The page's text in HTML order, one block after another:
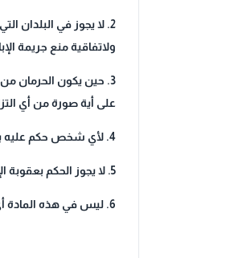
2. لا يجوز في البلدان
ولاتفاقية منع جريمة
3. حين يكون الحرمان
على أية صورة من أي
4. لأي شخص حكم عليه بالإعدام حق التماس العفو الخاص أو إبدال العقوبة. ويجوز منح العفو العام أو العفو الخاص أو إبدال عقوبة الإعدام في جميع الحالات.
5. لا يجوز الحكم بعقوبة الإعدام على جرائم ارتكبها أشخاص دون الثامنة عشرة من العمر، ولا تنفيذ هذه العقوبة بالحوامل.
6. ليس في هذه المادة أي حكم يجوز التذرع به لتأخير أو منع إلغاء عقوبة الإعدام من قبل أية دولة طرف في هذا العهد.